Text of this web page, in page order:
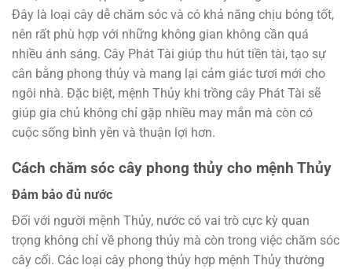
Đây là loại cây dễ chăm sóc và có khả năng chịu bóng tốt,
nên rất phù hợp với những không gian không cần quá
nhiều ánh sáng. Cây Phát Tài giúp thu hút tiền tài, tạo sự
cân bằng phong thủy và mang lại cảm giác tươi mới cho
ngôi nhà. Đặc biệt, mệnh Thủy khi trồng cây Phát Tài sẽ
giúp gia chủ không chỉ gặp nhiều may mắn mà còn có
cuộc sống bình yên và thuận lợi hơn.
Cách chăm sóc cây phong thủy cho mệnh Thủy
Đảm bảo đủ nước
Đối với người mệnh Thủy, nước có vai trò cực kỳ quan
trọng không chỉ về phong thủy mà còn trong việc chăm sóc
cây cối. Các loại cây phong thủy hợp mệnh Thủy thường